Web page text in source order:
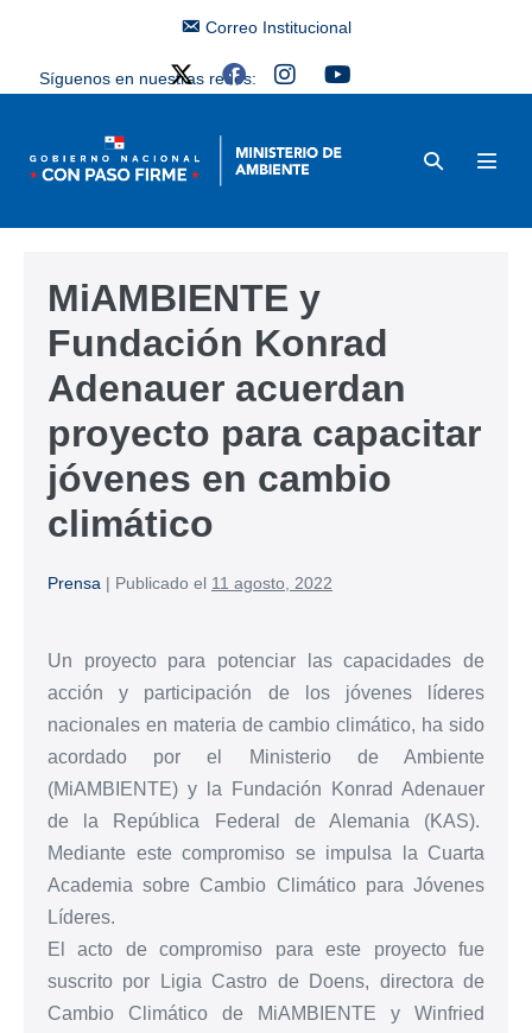
Correo Institucional
Síguenos en nuestras redes:
MiAMBIENTE y
Fundación Konrad
Adenauer acuerdan
proyecto para capacitar
jóvenes en cambio
climático
Prensa | Publicado el 11 agosto, 2022
Un proyecto para potenciar las capacidades de
acción y participación de los jóvenes líderes
nacionales en materia de cambio climático, ha sido
acordado por el Ministerio de Ambiente
(MiAMBIENTE) y la Fundación Konrad Adenauer
de la República Federal de Alemania (KAS).
Mediante este compromiso se impulsa la Cuarta
Academia sobre Cambio Climático para Jóvenes
Líderes.
El acto de compromiso para este proyecto fue
suscrito por Ligia Castro de Doens, directora de
Cambio Climático de MiAMBIENTE y Winfried